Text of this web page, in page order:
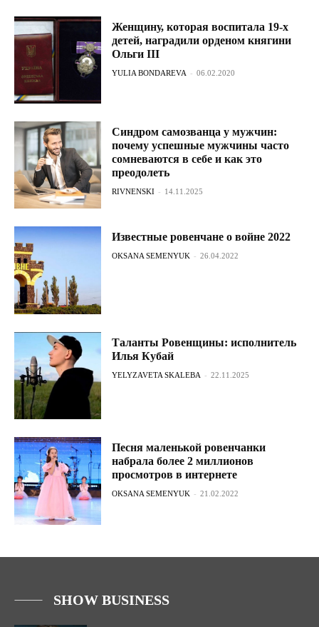
Женщину, которая воспитала 19-х
детей, наградили орденом княгини
Ольги III
YULIA BONDAREVA - 06.02.2020
Синдром самозванца у мужчин:
почему успешные мужчины часто
сомневаются в себе и как это
преодолеть
RIVNENSKI - 14.11.2025
Известные ровенчане о войне 2022
OKSANA SEMENYUK - 26.04.2022
Таланты Ровенщины: исполнитель
Илья Кубай
YELYZAVETA SKALEBA - 22.11.2025
Песня маленькой ровенчанки
набрала более 2 миллионов
просмотров в интернете
OKSANA SEMENYUK - 21.02.2022
SHOW BUSINESS